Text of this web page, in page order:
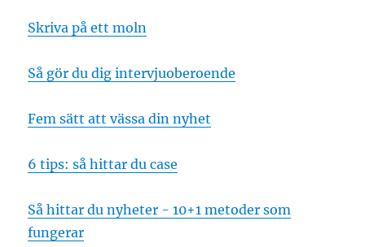
Skriva på ett moln
Så gör du dig intervjuoberoende
Fem sätt att vässa din nyhet
6 tips: så hittar du case
Så hittar du nyheter - 10+1 metoder som
fungerar